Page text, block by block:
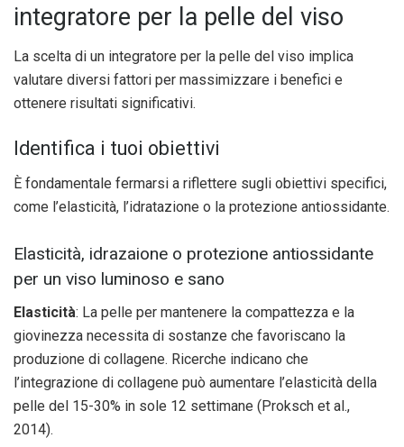
integratore per la pelle del viso
La scelta di un integratore per la pelle del viso implica
valutare diversi fattori per massimizzare i benefici e
ottenere risultati significativi.
Identifica i tuoi obiettivi
È fondamentale fermarsi a riflettere sugli obiettivi specifici,
come l’elasticità, l’idratazione o la protezione antiossidante.
Elasticità, idrazaione o protezione antiossidante
per un viso luminoso e sano
Elasticità: La pelle per mantenere la compattezza e la
giovinezza necessita di sostanze che favoriscano la
produzione di collagene. Ricerche indicano che
l’integrazione di collagene può aumentare l’elasticità della
pelle del 15-30% in sole 12 settimane (Proksch et al.,
2014).